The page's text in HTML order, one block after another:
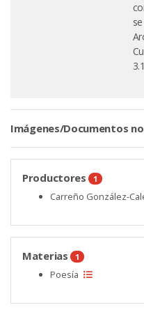
Imágenes/Documentos
Productores 1
Carreño González-
Materias 1
Poesía